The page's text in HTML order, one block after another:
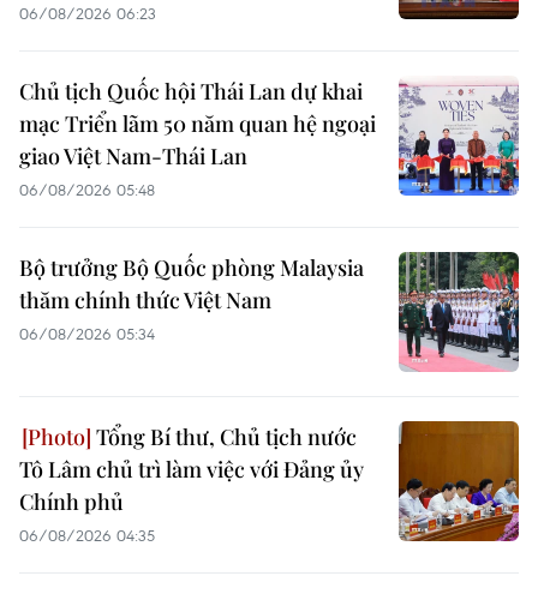
06/08/2026 06:23
Chủ tịch Quốc hội Thái Lan dự khai
mạc Triển lãm 50 năm quan hệ ngoại
giao Việt Nam-Thái Lan
06/08/2026 05:48
Bộ trưởng Bộ Quốc phòng Malaysia
thăm chính thức Việt Nam
06/08/2026 05:34
Tổng Bí thư, Chủ tịch nước
Tô Lâm chủ trì làm việc với Đảng ủy
Chính phủ
06/08/2026 04:35